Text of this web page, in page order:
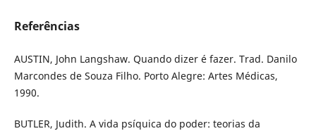
Referências
AUSTIN, John Langshaw. Quando dizer é fazer. Trad. Danilo
Marcondes de Souza Filho. Porto Alegre: Artes Médicas,
1990.
BUTLER, Judith. A vida psíquica do poder: teorias da